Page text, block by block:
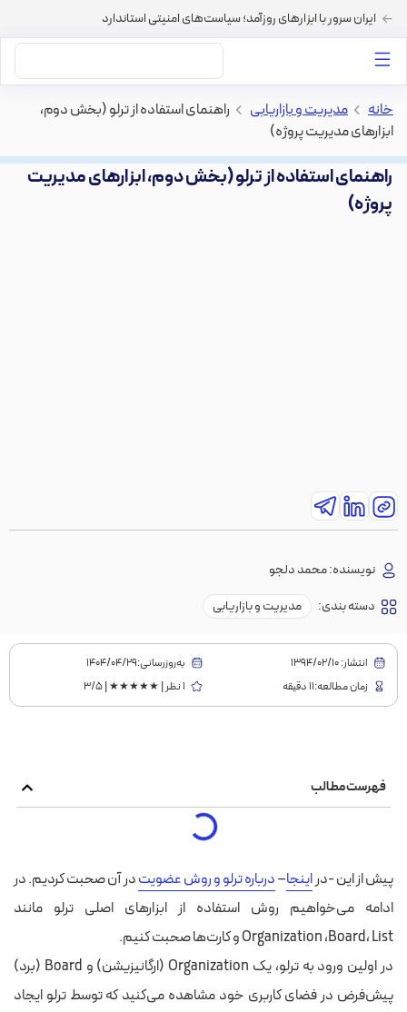
ایران سرور با ابزارهای روزآمد؛ سیاست‌های امنیتی استاندارد
خانه > مدیریت و بازاریابی > راهنمای استفاده از ترلو (بخش دوم،
ابزارهای مدیریت پروژه)
راهنمای استفاده از ترلو (بخش دوم، ابزارهای مدیریت
پروژه)
نویسنده:محمد دلجو
دسته بندی:
مدیریت و بازاریابی
انتشار:1394/02/10
به‌روز‌رسانی:۱۴۰۴/۰۴/۲۹
زمان مطالعه:11 دقیقه
1 نظر | ★★★★★ | 3/5
فهرست مطالب
پیش از این -دراینجا–درباره ترلو و روش عضویتدر آن صحبت کردیم. در
ادامه می‌خواهیم روش استفاده از ابزارهای اصلی ترلو مانند
Organization ،‌Board، List و کارت‌ها صحبت کنیم.
در اولین ورود به ترلو، یک Organization (ارگانیزیشن) و Board (برد)‌
پیش‌فرض در فضای کاربری خود مشاهده می‌کنید که توسط ترلو ایجاد